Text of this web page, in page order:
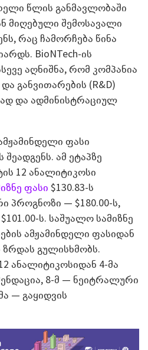
წლის განმავლობაში
მიღებული შემოსავალი
რაც ჩამორჩება წინა
BioNTech-ის
აღნიშნა, რომ კომპანია
განვითარების (R&D)
და ადმინისტრაციულ
ფასი
ამ ეტაპზე
12 ანალიტიკოსი
ფასი $130.83-ს
პროგნოზი — $180.00-ს,
ს. საშუალო სამიზნე
ამჟამინდელი ფასიდან
გულისხმობს.
ანალიტიკოსიდან 4-მა
8-მ — ნეიტრალური
— გაყიდვის